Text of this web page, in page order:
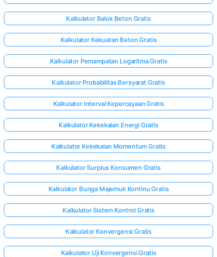
Kalkulator Balok Beton Gratis
Kalkulator Kekuatan Beton Gratis
Kalkulator Pemampatan Logaritma Gratis
Kalkulator Probabilitas Bersyarat Gratis
Kalkulator Interval Kepercayaan Gratis
Kalkulator Kekekalan Energi Gratis
Kalkulator Kekekalan Momentum Gratis
Kalkulator Surplus Konsumen Gratis
Kalkulator Bunga Majemuk Kontinu Gratis
Kalkulator Sistem Kontrol Gratis
Kalkulator Konvergensi Gratis
Kalkulator Uji Konvergensi Gratis